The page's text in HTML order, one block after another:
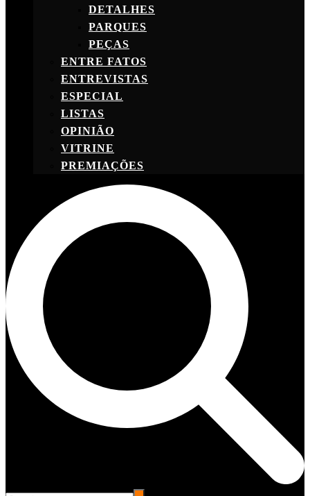
DETALHES
PARQUES
PEÇAS
ENTRE FATOS
ENTREVISTAS
ESPECIAL
LISTAS
OPINIÃO
VITRINE
PREMIAÇÕES